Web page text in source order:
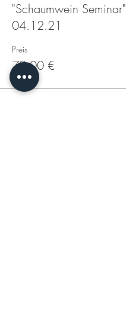
"Schaumwein Seminar"
04.12.21
Preis
79,00 €